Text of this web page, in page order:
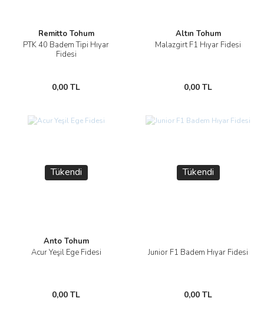
Remitto Tohum
PTK 40 Badem Tipi Hıyar
Fidesi
0,00 TL
Altın Tohum
Malazgirt F1 Hıyar Fidesi
0,00 TL
Tükendi
Anto Tohum
Acur Yeşil Ege Fidesi
0,00 TL
Tükendi
Junior F1 Badem Hıyar Fidesi
0,00 TL